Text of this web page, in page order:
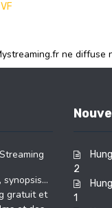
ne diffuse
synopsis…
gratuit et
2
1